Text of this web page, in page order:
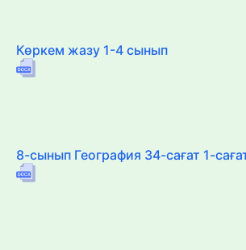
Көркем жазу 1-4 сынып
8-сынып География 34-сағат 1-